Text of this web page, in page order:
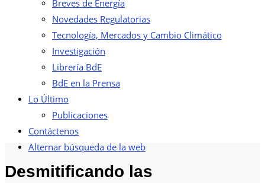
Breves de Energía
Novedades Regulatorias
Tecnología, Mercados y Cambio Climático
Investigación
Librería BdE
BdE en la Prensa
Lo Último
Publicaciones
Contáctenos
Alternar búsqueda de la web
Desmitificando las